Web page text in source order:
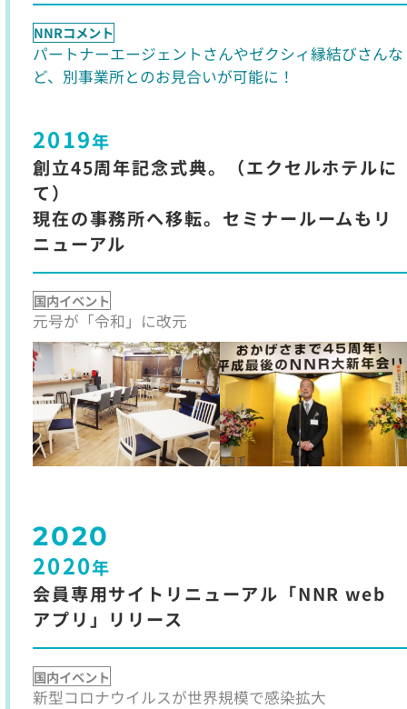
NNRコメント
パートナーエージェントさんやゼクシィ縁結びさんな
ど、別事業所とのお見合いが可能に！
2019年
創立45周年記念式典。（エクセルホテルに
て）
現在の事務所へ移転。セミナールームもリ
ニューアル
国内イベント
元号が「令和」に改元
2020
2020年
会員専用サイトリニューアル「NNR web
アプリ」リリース
国内イベント
新型コロナウイルスが世界規模で感染拡大